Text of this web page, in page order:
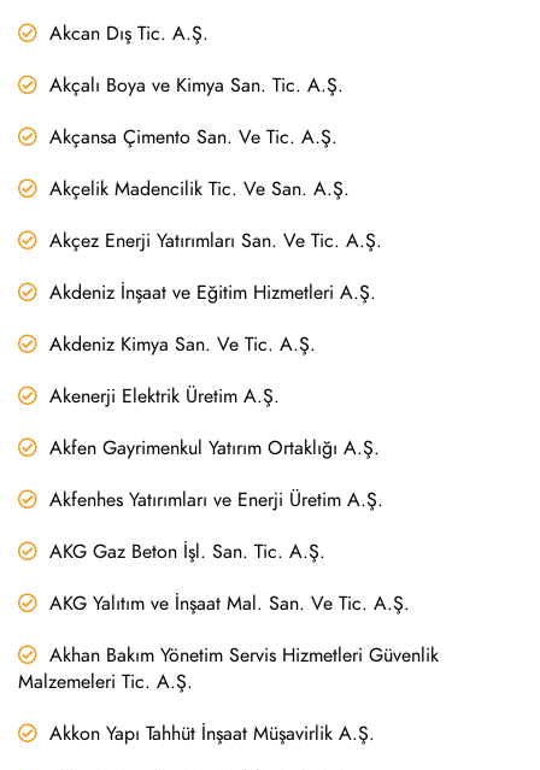
Akcan Dış Tic. A.Ş.
Akçalı Boya ve Kimya San. Tic. A.Ş.
Akçansa Çimento San. Ve Tic. A.Ş.
Akçelik Madencilik Tic. Ve San. A.Ş.
Akçez Enerji Yatırımları San. Ve Tic. A.Ş.
Akdeniz İnşaat ve Eğitim Hizmetleri A.Ş.
Akdeniz Kimya San. Ve Tic. A.Ş.
Akenerji Elektrik Üretim A.Ş.
Akfen Gayrimenkul Yatırım Ortaklığı A.Ş.
Akfenhes Yatırımları ve Enerji Üretim A.Ş.
AKG Gaz Beton İşl. San. Tic. A.Ş.
AKG Yalıtım ve İnşaat Mal. San. Ve Tic. A.Ş.
Akhan Bakım Yönetim Servis Hizmetleri Güvenlik
Malzemeleri Tic. A.Ş.
Akkon Yapı Tahhüt İnşaat Müşavirlik A.Ş.